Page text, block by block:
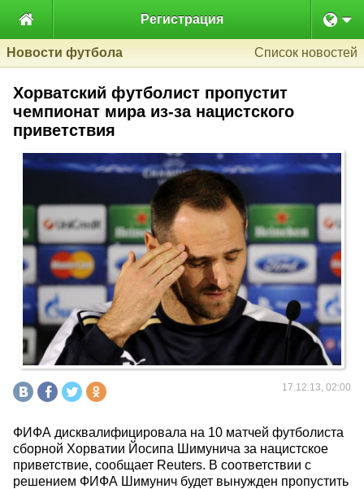
 Регистрация
Новости футбола Список новостей
Хорватский футболист пропустит
чемпионат мира из-за нацистского
приветствия
17.12.13, 02:00
ФИФА дисквалифицировала на 10 матчей футболиста
сборной Хорватии Йосипа Шимунича за нацистское
приветствие, сообщает Reuters. В соответствии с
решением ФИФА Шимунич будет вынужден пропустить